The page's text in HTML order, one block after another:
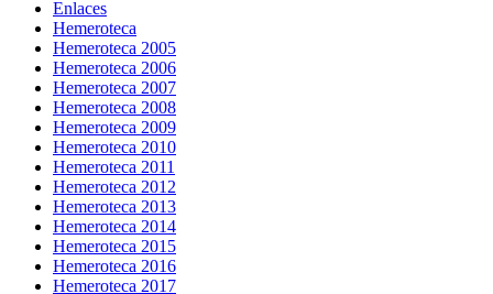
Enlaces
Hemeroteca
Hemeroteca 2005
Hemeroteca 2006
Hemeroteca 2007
Hemeroteca 2008
Hemeroteca 2009
Hemeroteca 2010
Hemeroteca 2011
Hemeroteca 2012
Hemeroteca 2013
Hemeroteca 2014
Hemeroteca 2015
Hemeroteca 2016
Hemeroteca 2017